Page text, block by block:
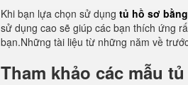
Khi bạn lựa chọn sử dụng tủ hồ sơ
sử dụng cao sẽ giúp các bạn thích ứng
bạn.Những tài liệu từ những năm về
Tham khảo các mẫu